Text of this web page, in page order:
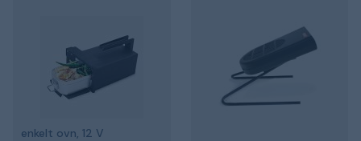
enkelt ovn, 12 V